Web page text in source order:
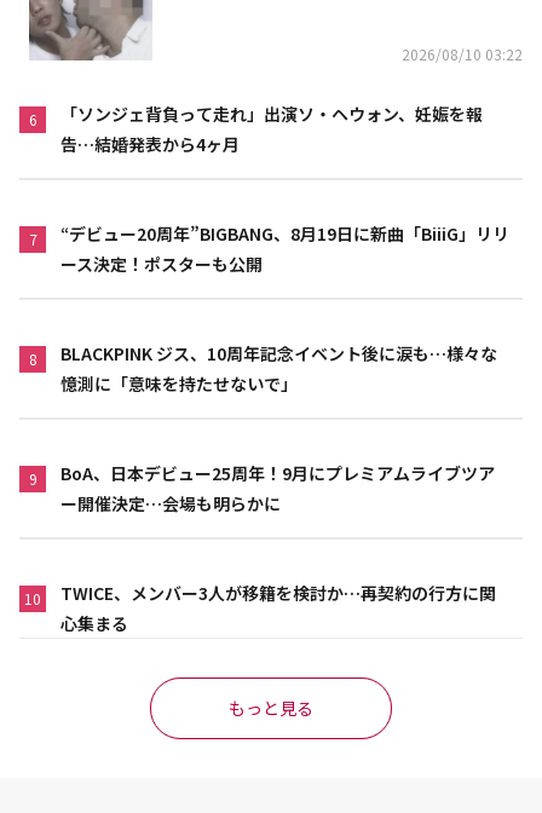
2026/08/10 03:22
6
「ソンジェ背負って走れ」出演ソ・ヘウォン、妊娠を報
告…結婚発表から4ヶ月
7
“デビュー20周年”BIGBANG、8月19日に新曲「BiiiG」リリ
ース決定！ポスターも公開
8
BLACKPINK ジス、10周年記念イベント後に涙も…様々な
憶測に「意味を持たせないで」
9
BoA、日本デビュー25周年！9月にプレミアムライブツア
ー開催決定…会場も明らかに
10
TWICE、メンバー3人が移籍を検討か…再契約の行方に関
心集まる
もっと見る